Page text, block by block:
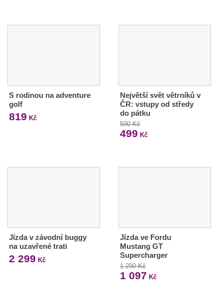
S rodinou na adventure
golf
819 Kč
Největší svět větrníků v
ČR: vstupy od středy
do pátku
590 Kč
499 Kč
Jízda v závodní buggy
na uzavřené trati
2 299 Kč
Jízda ve Fordu
Mustang GT
Supercharger
1 290 Kč
1 097 Kč